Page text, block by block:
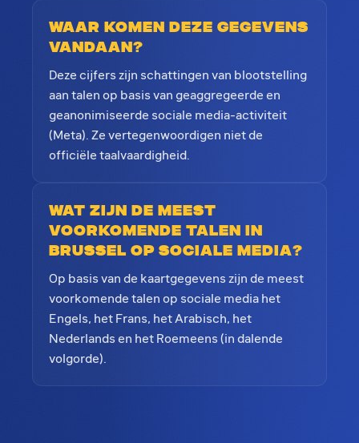
Waar komen deze gegevens
vandaan?
Deze cijfers zijn schattingen van blootstelling
aan talen op basis van geaggregeerde en
geanonimiseerde sociale media-activiteit
(Meta). Ze vertegenwoordigen niet de
officiële taalvaardigheid.
Wat zijn de meest
voorkomende talen in
Brussel op sociale media?
Op basis van de kaartgegevens zijn de meest
voorkomende talen op sociale media het
Engels, het Frans, het Arabisch, het
Nederlands en het Roemeens (in dalende
volgorde).